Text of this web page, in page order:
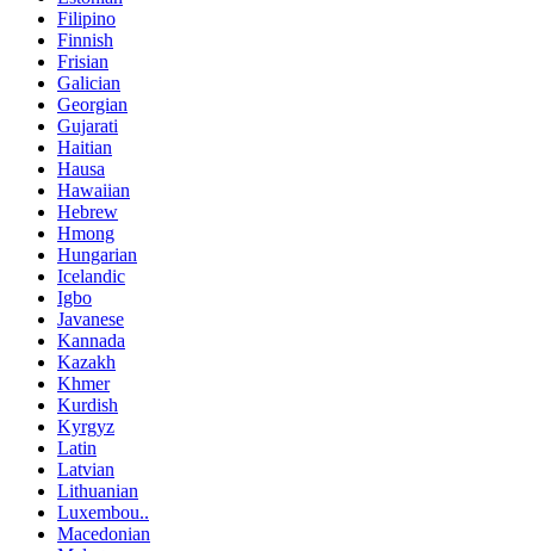
Filipino
Finnish
Frisian
Galician
Georgian
Gujarati
Haitian
Hausa
Hawaiian
Hebrew
Hmong
Hungarian
Icelandic
Igbo
Javanese
Kannada
Kazakh
Khmer
Kurdish
Kyrgyz
Latin
Latvian
Lithuanian
Luxembou..
Macedonian